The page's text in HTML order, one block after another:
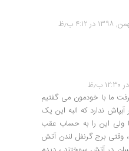
ما با خودمون می گفتیم
ندارد که البه این یک
این را به حساب عقب
وقتی برج گرنفل لندن آتش